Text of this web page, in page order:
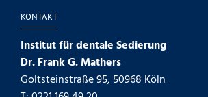
KONTAKT
Institut für dentale Sedierung
Dr. Frank G. Mathers
Goltsteinstraße 95, 50968 Köln